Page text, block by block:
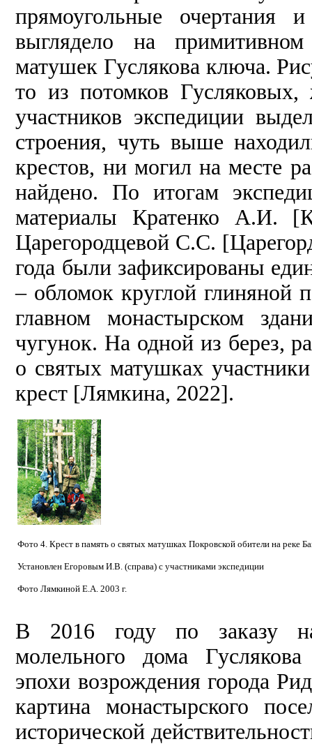
прямоугольные
выглядело на
матушек Гуслякова ключа.
то из потомков
участников экспедиции
строения, чуть выше
крестов, ни могил на месте
найдено. По итогам
материалы Кратенко А.И.
Царегородцевой С.С.
года были зафиксированы
– обломок круглой глиняной
главном монастырском
чугунок. На одной из берез,
о святых матушках
крест [Лямкина, 2022].
Фото 4. Крест в память о святых матушках Покровской обители на реке
Установлен Егоровым И.В. (справа) с участниками экспедиции
Фото Лямкиной Е.А. 2003 г.
В 2016 году по заказу
молельного дома
эпохи возрождения города
картина монастырского
исторической